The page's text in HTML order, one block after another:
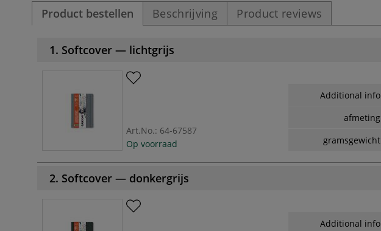
Product bestellen Beschrijving Product reviews
1. Softcover — lichtgrijs
Art.No.: 64-67587
Op voorraad
Additional info
afmeting
gramsgewicht
2. Softcover — donkergrijs
Additional info